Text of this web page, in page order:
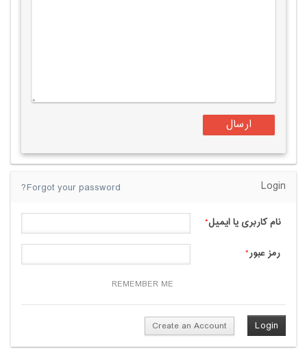
Login
Forgot your password?
نام کاربری یا ایمیل*
رمز عبور*
REMEMBER ME
Create an Account